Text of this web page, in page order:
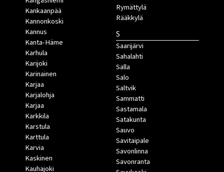
Kankaanpää
Kannonkoski
Kannus
Kanta-Häme
Karhula
Karijoki
Karinainen
Karjaa
Karjalohja
Karjaa
Karkkila
Karstula
Karttula
Karvia
Kaskinen
Kauhajoki
Rymättylä
Rääkkylä
S
Saarijärvi
Sahalahti
Salla
Salo
Saltvik
Sammatti
Sastamala
Satakunta
Sauvo
Savitaipale
Savonlinna
Savonranta